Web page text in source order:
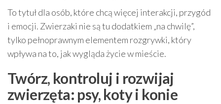
To tytuł dla osób, które chcą więcej interakcji, przygód
i emocji. Zwierzaki nie są tu dodatkiem „na chwilę”,
tylko pełnoprawnym elementem rozgrywki, który
wpływa na to, jak wygląda życie w mieście.
Twórz, kontroluj i rozwijaj
zwierzęta: psy, koty i konie